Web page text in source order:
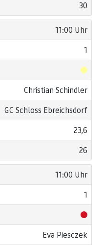
30
11:00 Uhr
1
Christian Schindler
GC Schloss Ebreichsdorf
23,6
26
11:00 Uhr
1
Eva Piesczek